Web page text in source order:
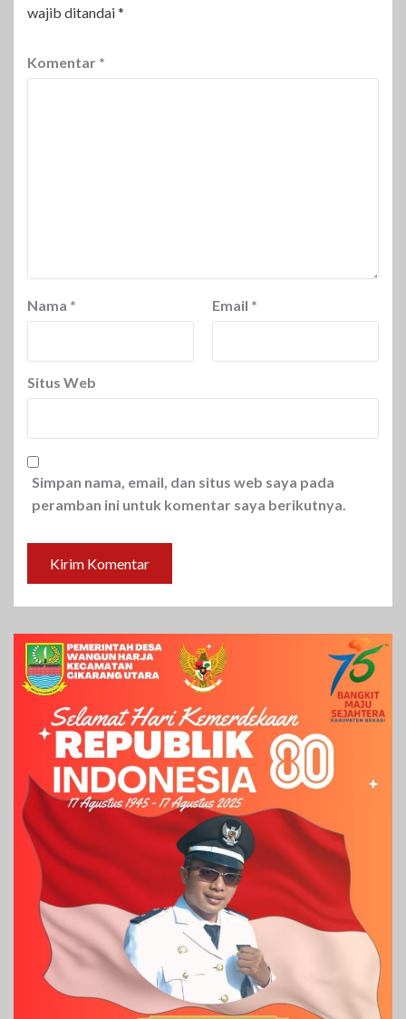
wajib ditandai*
Komentar *
Nama * Email *
Situs Web
Simpan nama, email, dan situs web saya pada
peramban ini untuk komentar saya berikutnya.